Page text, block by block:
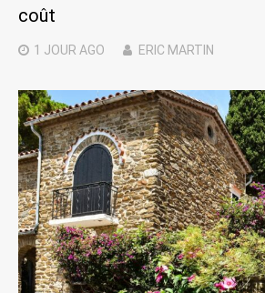
coût
1 JOUR AGO ERIC MARTIN